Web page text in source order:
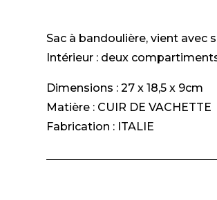
Sac à bandoulière, vient avec
Intérieur : deux
Dimensions : 27 x 18,5 x 9cm
Matière : CUIR DE VACHETTE
Fabrication : ITALIE